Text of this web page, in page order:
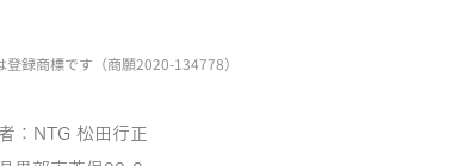
登録商標です（商願2020-134778）
：NTG 松田行正